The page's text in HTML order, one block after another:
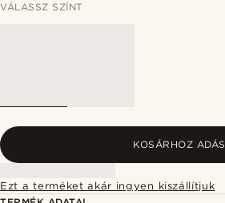
VÁLASSZ SZÍNT
KOSÁRHOZ ADÁS
Ezt a terméket akár ingyen kiszállítjuk